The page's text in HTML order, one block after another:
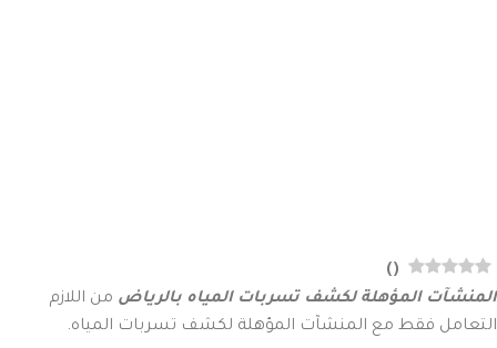
(
)
المنشآت المؤهلة لكشف تسربات المياه بالرياض من اللازم
التعامل فقط مع المنشآت المؤهلة لكشف تسربات المياه.